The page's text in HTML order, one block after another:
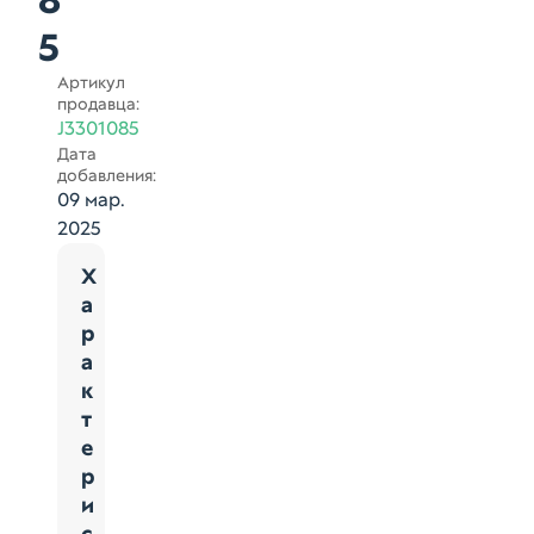
5
Артикул
продавца:
J3301085
Дата
добавления:
09 мар.
2025
Х
а
р
а
к
т
е
р
и